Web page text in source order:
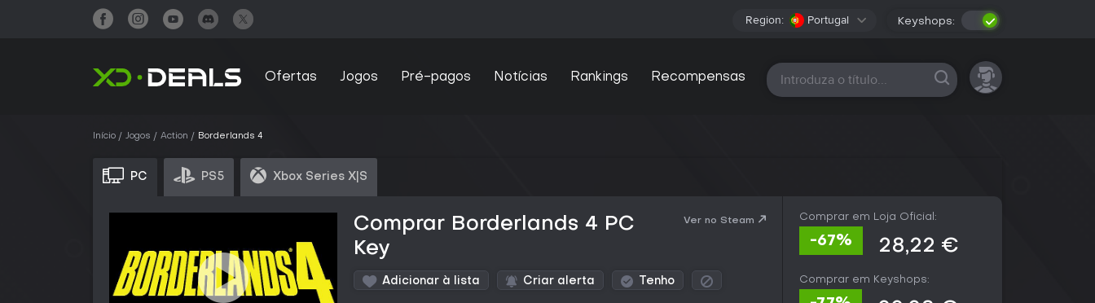
Region: Portugal Keyshops:
Ofertas Jogos Pré-pagos Notícias Rankings Recompensas Todas as plataformas
Início Jogos Action Borderlands 4
PC PS5 Xbox Series X|S
Comprar Borderlands 4 PC
Key
Ver no Steam
Adicionar à lista Criar alerta Tenho
Comprar em Loja Oficial:
-67% 28,22 €
Comprar em Keyshops: